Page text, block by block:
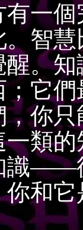
個
智
醒。
它
你
類的
識——
和